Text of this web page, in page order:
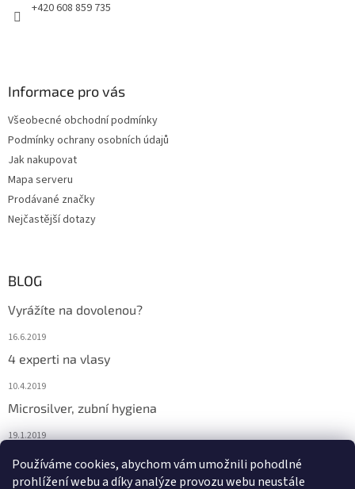
Používáme cookies, abychom vám umožnili pohodlné
prohlížení webu a díky analýze provozu webu neustále
+420 608 859 735
Informace pro vás
Všeobecné obchodní podmínky
Podmínky ochrany osobních údajů
Jak nakupovat
Mapa serveru
Prodávané značky
Nejčastější dotazy
BLOG
Vyrážíte na dovolenou?
16.6.2019
4 experti na vlasy
10.4.2019
Microsilver, zubní hygiena
19.1.2019
Nemáte překyselený organismus?
12.1.2019